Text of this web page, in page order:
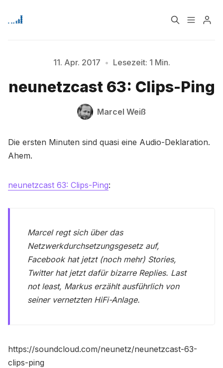
Signup
11. Apr. 2017 • Lesezeit: 1 Min.
neunetzcast 63: Clips-Ping
Marcel Weiß
Die ersten Minuten sind quasi eine Audio-Deklaration.
Ahem.
neunetzcast 63: Clips-Ping:
Marcel regt sich über das
Netzwerkdurchsetzungsgesetz auf,
Facebook hat jetzt (noch mehr) Stories,
Twitter hat jetzt dafür bizarre Replies. Last
not least, Markus erzählt ausführlich von
seiner vernetzten HiFi-Anlage.
https://soundcloud.com/neunetz/neunetzcast-63-
clips-ping